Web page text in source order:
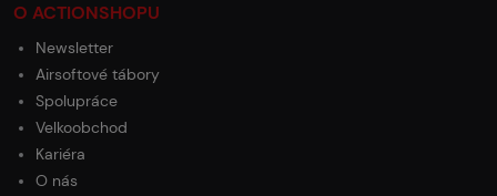
O ACTIONSHOPU
Newsletter
Airsoftové tábory
Spolupráce
Velkoobchod
Kariéra
O nás